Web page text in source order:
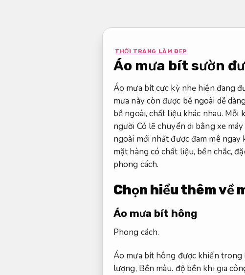
THỜI TRANG LÀM ĐẸP
Áo mưa bít sườn
Áo mưa bít cực kỳ nhẹ hiện đang
mưa này còn được bề ngoài dễ
bề ngoài, chất liệu khác nhau. Mỗi
người Có lẽ chuyển di bằng xe
ngoài mới nhất được đam mê
mặt hàng có chất liệu, bền chắc,
phong cách.
Chọn hiểu thêm về
Áo mưa bít hông
Phong cách.
Áo mưa bít hông được khiến trong
lượng, Bền màu. độ bền khi gia